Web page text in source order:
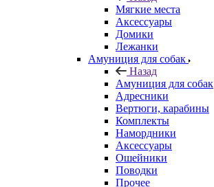
Мягкие места
Аксессуары
Домики
Лежанки
Амуниция для собак
Назад
Амуниция для собак
Адресники
Вертюги, карабины
Комплекты
Намордники
Аксессуары
Ошейники
Поводки
Прочее